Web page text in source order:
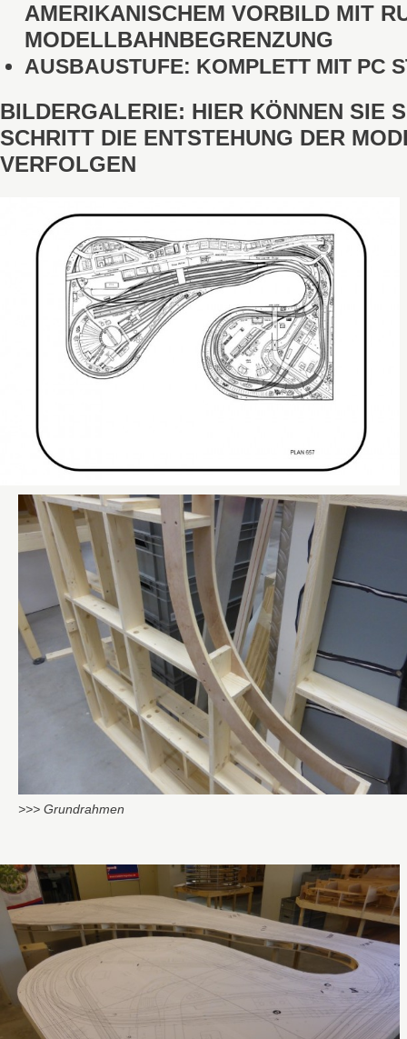
AMERIKANISCHEM VORBILD MIT
MODELLBAHNBEGRENZUNG
AUSBAUSTUFE: KOMPLETT MIT PC
BILDERGALERIE: HIER KÖNNEN SIE
SCHRITT DIE ENTSTEHUNG DER
VERFOLGEN
>>> Grundrahmen